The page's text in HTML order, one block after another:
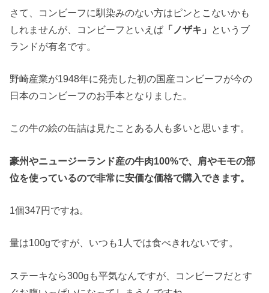
さて、コンビーフに馴染みのない方はピンとこないかも
しれませんが、コンビーフといえば 「ノザキ」
というブ
ランドが有名です。
野崎産業が1948年に発売した初の国産コンビーフが今の
日本のコンビーフのお手本となりました。
この牛の絵の缶詰は見たことある人も多いと思います。
豪州やニュージーランド産の牛肉100%で、肩やモモの部
位を使っているので非常に安価な価格で購入できます。
1個347円ですね。
量は100gですが、いつも1人では食べきれないです。
ステーキなら300gも平気なんですが、コンビーフだとす